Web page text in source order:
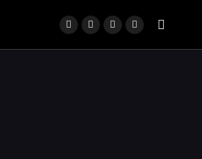
Facebook
X
YouTubeTikTok